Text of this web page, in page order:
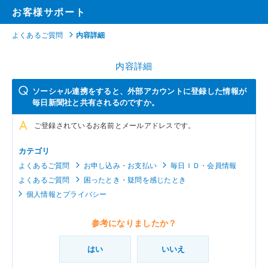
お客様サポート
よくあるご質問 内容詳細
内容詳細
ソーシャル連携をすると、外部アカウントに登録した情報が
毎日新聞社と共有されるのですか。
ご登録されているお名前とメールアドレスです。
カテゴリ
よくあるご質問 お申し込み・お支払い
毎日ＩＤ・会員情報
よくあるご質問
困ったとき・疑問を感じたとき
個人情報とプライバシー
参考になりましたか？
はい いいえ